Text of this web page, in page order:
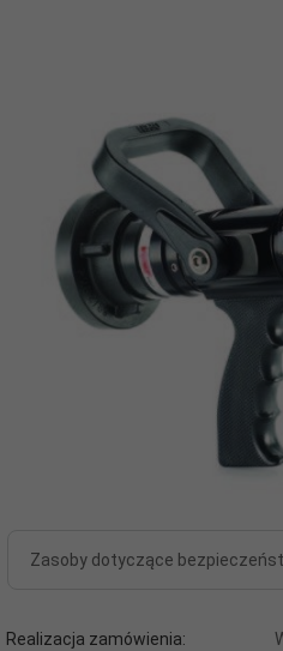
Zasoby dotyczące
Realizacja zamówienia: